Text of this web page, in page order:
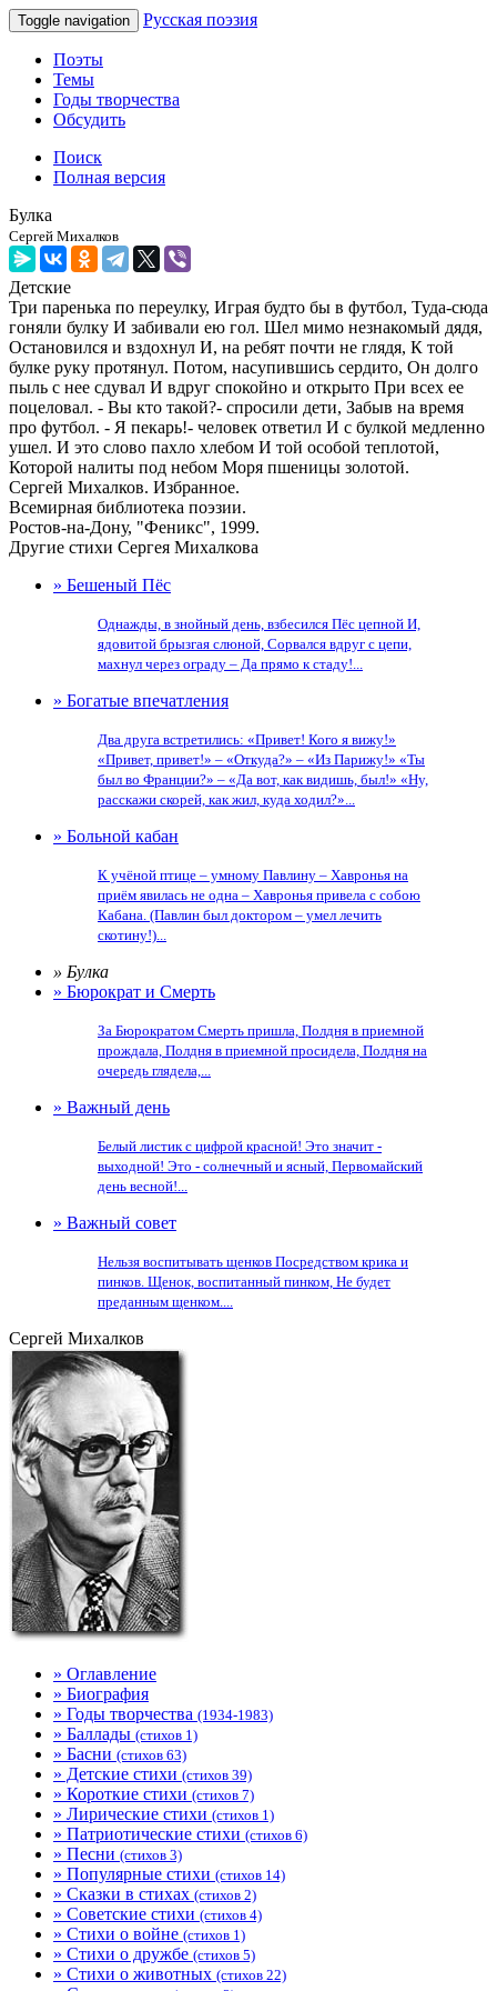
Toggle navigation Русская поэзия
Поэты
Темы
Годы творчества
Обсудить
Поиск
Полная версия
Булка
Сергей Михалков
Детские
Три паренька по переулку, Играя будто бы в футбол, Туда-сюда
гоняли булку И забивали ею гол. Шел мимо незнакомый дядя,
Остановился и вздохнул И, на ребят почти не глядя, К той
булке руку протянул. Потом, насупившись сердито, Он долго
пыль с нее сдувал И вдруг спокойно и открыто При всех ее
поцеловал. - Вы кто такой?- спросили дети, Забыв на время
про футбол. - Я пекарь!- человек ответил И с булкой медленно
ушел. И это слово пахло хлебом И той особой теплотой,
Которой налиты под небом Моря пшеницы золотой.
Сергей Михалков. Избранное.
Всемирная библиотека поэзии.
Ростов-на-Дону, "Феникс", 1999.
Другие стихи Сергея Михалкова
» Бешеный Пёс
Однажды, в знойный день, взбесился Пёс цепной И,
ядовитой брызгая слюной, Сорвался вдруг с цепи,
махнул через ограду – Да прямо к стаду!...
» Богатые впечатления
Два друга встретились: «Привет! Кого я вижу!»
«Привет, привет!» – «Откуда?» – «Из Парижу!» «Ты
был во Франции?» – «Да вот, как видишь, был!» «Ну,
расскажи скорей, как жил, куда ходил?»...
» Больной кабан
К учёной птице – умному Павлину – Хавронья на
приём явилась не одна – Хавронья привела с собою
Кабана. (Павлин был доктором – умел лечить
скотину!)...
» Булка
» Бюрократ и Смерть
За Бюрократом Смерть пришла, Полдня в приемной
прождала, Полдня в приемной просидела, Полдня на
очередь глядела,...
» Важный день
Белый листик с цифрой красной! Это значит -
выходной! Это - солнечный и ясный, Первомайский
день весной!...
» Важный совет
Нельзя воспитывать щенков Посредством крика и
пинков. Щенок, воспитанный пинком, Не будет
преданным щенком....
Сергей Михалков
» Оглавление
» Биография
» Годы творчества (1934-1983)
» Баллады (стихов 1)
» Басни (стихов 63)
» Детские стихи (стихов 39)
» Короткие стихи (стихов 7)
» Лирические стихи (стихов 1)
» Патриотические стихи (стихов 6)
» Песни (стихов 3)
» Популярные стихи (стихов 14)
» Сказки в стихах (стихов 2)
» Советские стихи (стихов 4)
» Стихи о войне (стихов 1)
» Стихи о дружбе (стихов 5)
» Стихи о животных (стихов 22)